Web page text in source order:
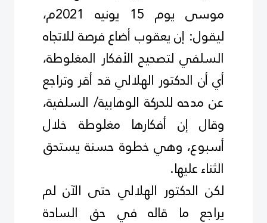
موسى يوم 15 يونيه 2021م،
ليقول: إن يعقوب أضاع فرصة للاتجاه
السلفي لتصحيح الأفكار المغلوطة،
أي أن الدكتور الهلالي قد أقر وتراجع
عن مدحه للحركة الوهابية/ السلفية،
وقال إن أفكارها مغلوطة خلال
أسبوع، وهي خطوة حسنة يستحق
الثناء عليها.
لكن الدكتور الهلالي حتى الآن لم
يراجع ما قاله في حق السادة